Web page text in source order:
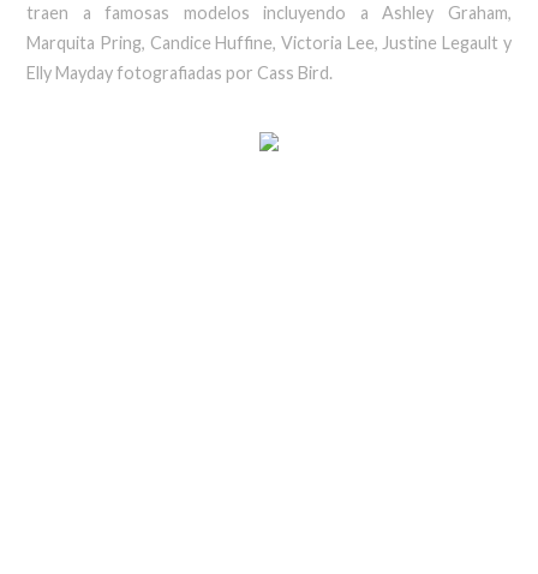
traen a famosas modelos incluyendo a Ashley Graham,
Marquita Pring, Candice Huffine, Victoria Lee, Justine Legault y
Elly Mayday fotografiadas por Cass Bird.